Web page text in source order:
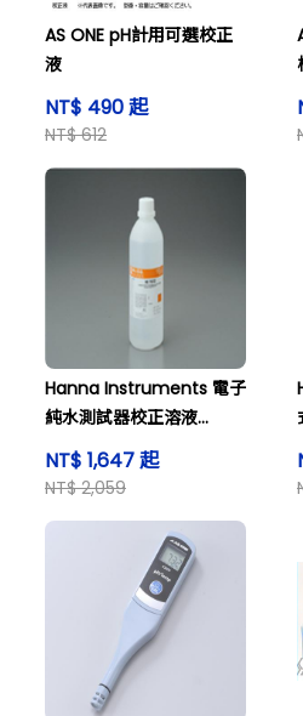
AS ONE pH計用可選校正
液
NT$ 490 起
NT$ 612
Hanna Instruments 電子
純水測試器校正溶液
HI7033L
NT$ 1,647 起
NT$ 2,059